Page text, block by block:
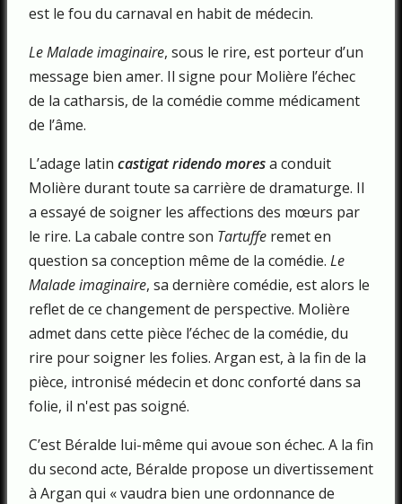
est le fou du carnaval en habit de médecin.
Le Malade imaginaire, sous le rire, est porteur d’un
message bien amer. Il signe pour Molière l’échec
de la catharsis, de la comédie comme médicament
de l’âme.
L’adage latin castigat ridendo moresa conduit
Molière durant toute sa carrière de dramaturge. Il
a essayé de soigner les affections des mœurs par
le rire. La cabale contre son Tartuffe remet en
question sa conception même de la comédie. Le
Malade imaginaire, sa dernière comédie, est alors le
reflet de ce changement de perspective. Molière
admet dans cette pièce l’échec de la comédie, du
rire pour soigner les folies. Argan est, à la fin de la
pièce, intronisé médecin et donc conforté dans sa
folie, il n'est pas soigné.
C’est Béralde lui-même qui avoue son échec. A la fin
du second acte, Béralde propose un divertissement
à Argan qui « vaudra bien une ordonnance de